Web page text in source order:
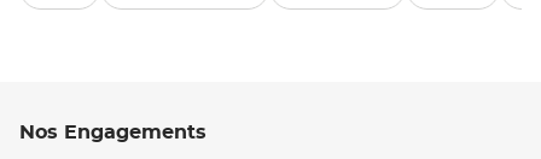
Nos Engagements